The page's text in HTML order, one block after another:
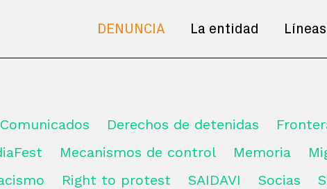
DENUNCIA La entidad
Comunicados Derechos de detenidas
Mecanismos de control Memoria
Right to protest SAIDAVI Socias